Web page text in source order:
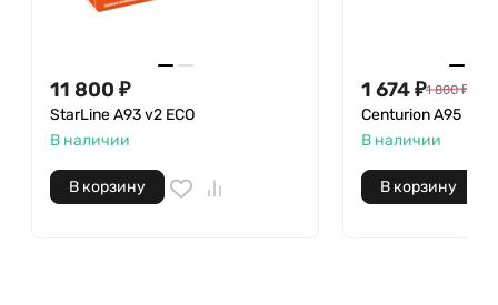
11 800 ₽
StarLine А93 v2 ECO
В наличии
В корзину
1 674₽1 800 ₽
Centurion A95
В наличии
В корзину